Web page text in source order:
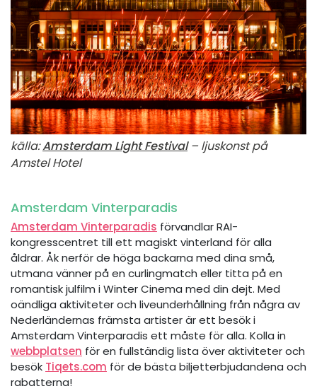
källa:Amsterdam Light Festival– ljuskonst på
Amstel Hotel
Amsterdam Vinterparadis
Amsterdam Vinterparadis förvandlar RAI-
kongresscentret till ett magiskt vinterland för alla
åldrar. Åk nerför de höga backarna med dina små,
utmana vänner på en curlingmatch eller titta på en
romantisk julfilm i Winter Cinema med din dejt. Med
oändliga aktiviteter och liveunderhållning från några av
Nederländernas främsta artister är ett besök i
Amsterdam Vinterparadis ett måste för alla. Kolla in
webbplatsen för en fullständig lista över aktiviteter och
besök Tiqets.com för de bästa biljetterbjudandena och
rabatterna!